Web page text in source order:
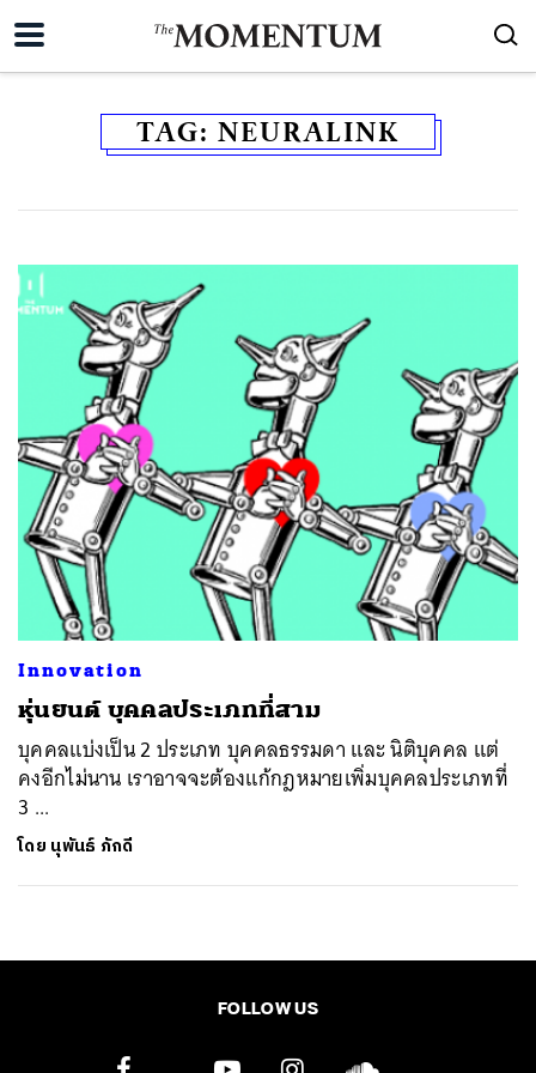
TAG: NEURALINK
Innovation
หุ่นยนต์ บุคคลประเภทที่สาม
บุคคลแบ่งเป็น 2 ประเภท บุคคลธรรมดา และ นิติบุคคล แต่
คงอีกไม่นาน เราอาจจะต้องแก้กฎหมายเพิ่มบุคคลประเภทที่
3 ...
โดย นุพันธ์ ภักดี
FOLLOW US
ค้นหา
TWEET EMAIL